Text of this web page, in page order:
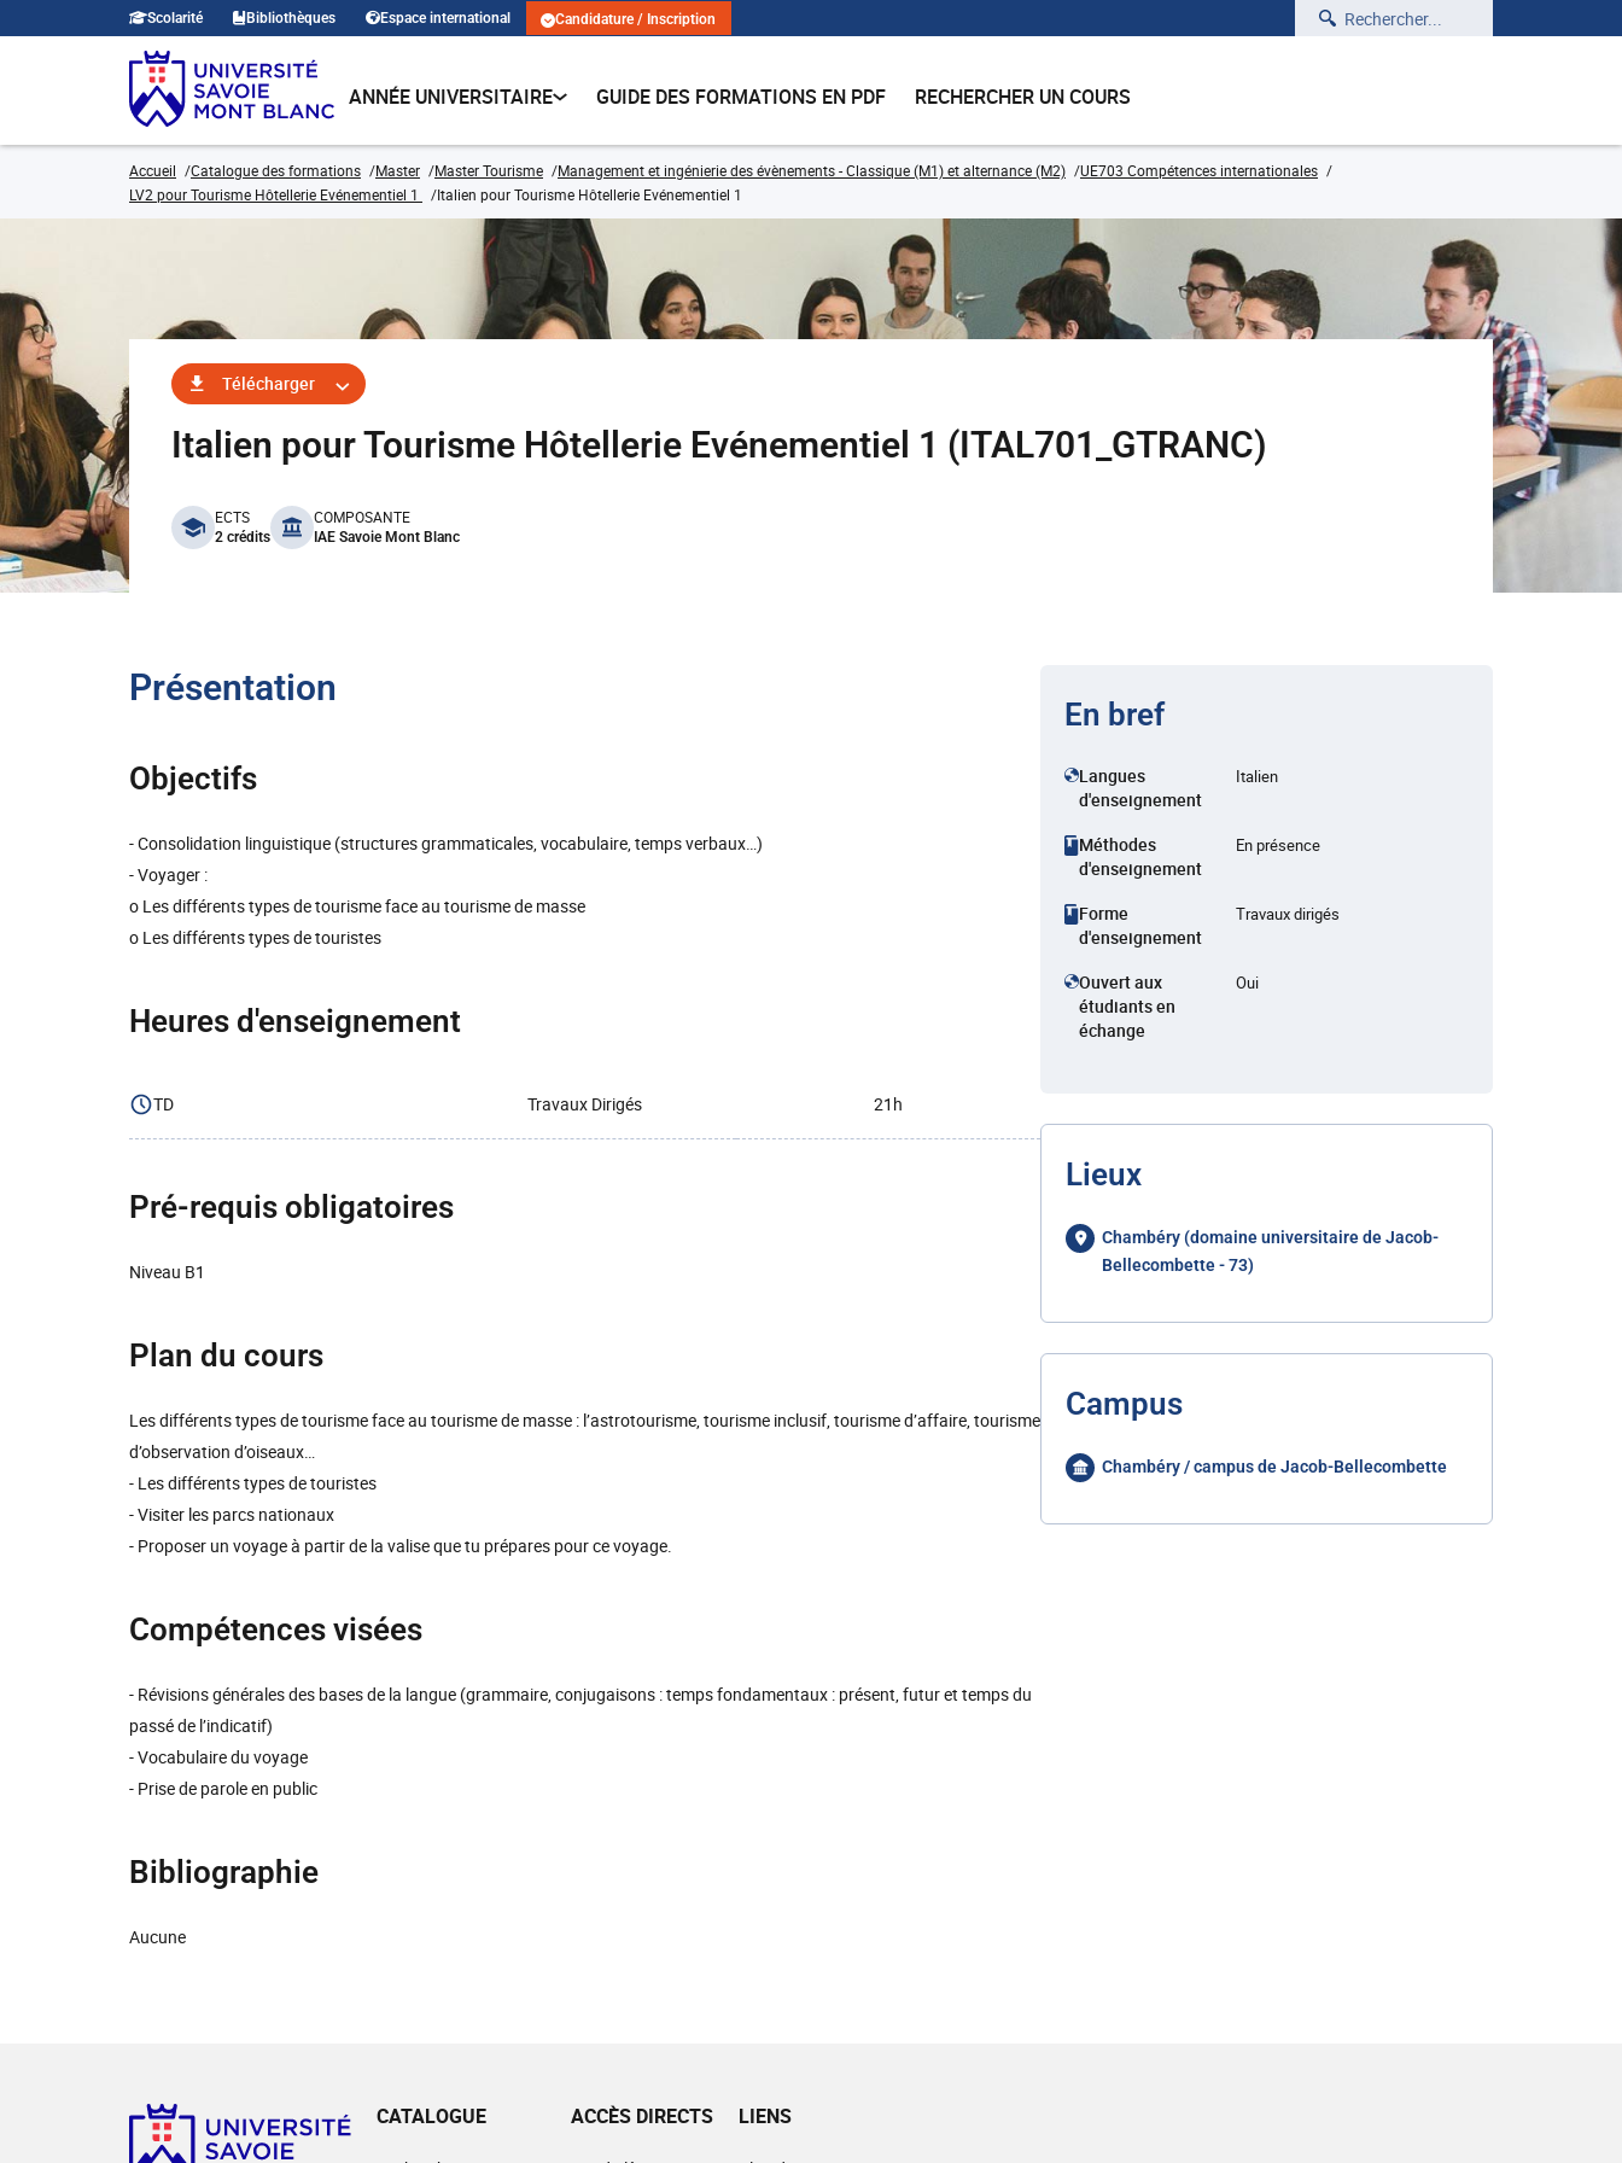
Scolarité Bibliothèques Espace international Candidature / Inscription Rechercher
ANNÉE UNIVERSITAIRE GUIDE DES FORMATIONS EN PDF RECHERCHER UN COURS
Accueil Catalogue des formations Master Master Tourisme Management et ingénierie des évènements - Classique (M1) et alternance (M2)
UE703 Compétences internationales
LV2 pour Tourisme Hôtellerie Evénementiel 1
Italien pour Tourisme Hôtellerie Evénementiel 1
Télécharger
Italien pour Tourisme Hôtellerie Evénementiel 1 (ITAL701_GTRANC)
benefits
ECTS
2 crédits
COMPOSANTE
IAE Savoie Mont Blanc
Présentation
Objectifs
- Consolidation linguistique (structures grammaticales, vocabulaire, temps verbaux…)
- Voyager :
o Les différents types de tourisme face au tourisme de masse
o Les différents types de touristes
Heures d'enseignement
TD Travaux Dirigés 21h
Pré-requis obligatoires
Niveau B1
Plan du cours
Les différents types de tourisme face au tourisme de masse : l’astrotourisme, tourisme inclusif, tourisme d’affaire, tourisme
d’observation d’oiseaux…
- Les différents types de touristes
- Visiter les parcs nationaux
- Proposer un voyage à partir de la valise que tu prépares pour ce voyage.
Compétences visées
- Révisions générales des bases de la langue (grammaire, conjugaisons : temps fondamentaux : présent, futur et temps du
passé de l’indicatif)
- Vocabulaire du voyage
- Prise de parole en public
Bibliographie
Aucune
En bref
Langues
d'enseignement
Italien
Méthodes
d'enseignement
En présence
Forme
d'enseignement
Travaux dirigés
Ouvert aux
étudiants en
échange
Oui
Lieux
Chambéry (domaine universitaire de Jacob-
Bellecombette - 73)
Campus
Chambéry / campus de Jacob-Bellecombette
CATALOGUE ACCÈS DIRECTS LIENS